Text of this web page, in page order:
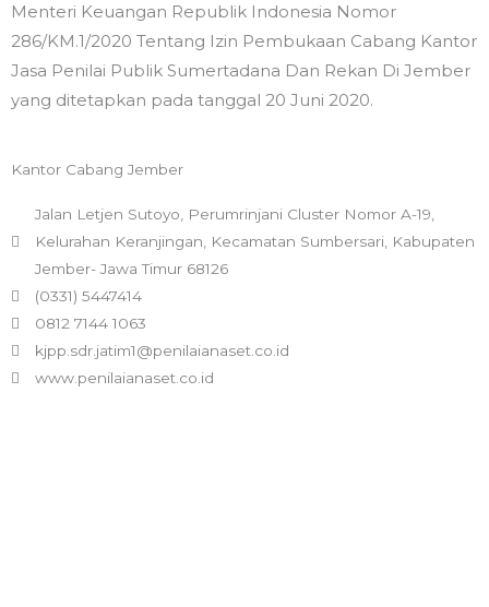
Menteri Keuangan Republik Indonesia Nomor
286/KM.1/2020 Tentang Izin Pembukaan Cabang Kantor
Jasa Penilai Publik Sumertadana Dan Rekan Di Jember
yang ditetapkan pada tanggal 20 Juni 2020.
Kantor Cabang Jember
Jalan Letjen Sutoyo, Perumrinjani Cluster Nomor A-19,
Kelurahan Keranjingan, Kecamatan Sumbersari, Kabupaten
Jember- Jawa Timur 68126
(0331) 5447414
0812 7144 1063
kjpp.sdr.jatim1@penilaianaset.co.id
www.penilaianaset.co.id